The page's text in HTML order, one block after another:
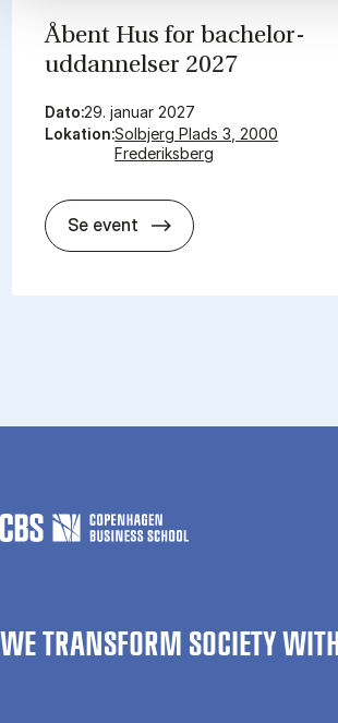
Åbent Hus for bachelor­
uddannelser 2027
Dato:29. januar 2027
Lokation:Solbjerg Plads 3, 2000
Frederiksberg
Se event Åbent Hus for
WE TRANSFORM SOCIETY